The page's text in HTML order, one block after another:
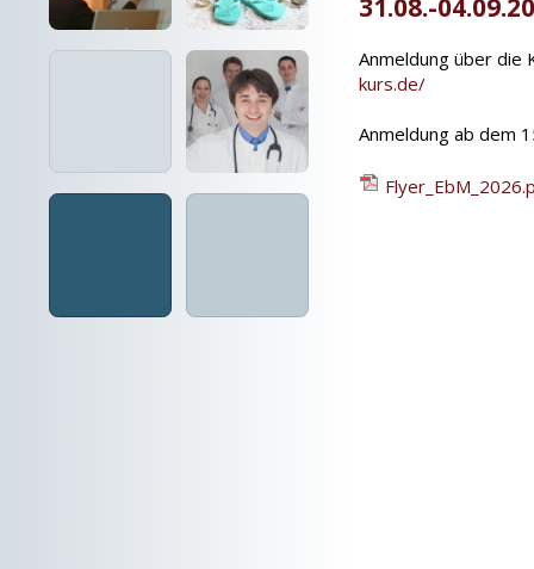
Anmeldung über die
kurs.de/
Anmeldung ab dem